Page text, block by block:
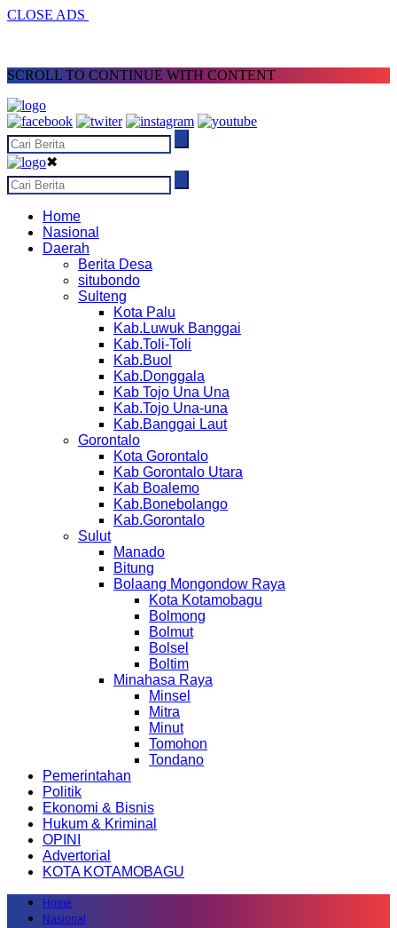
CLOSE ADS
SCROLL TO CONTINUE WITH CONTENT
✖
Home
Nasional
Daerah
Berita Desa
situbondo
Sulteng
Kota Palu
Kab.Luwuk Banggai
Kab.Toli-Toli
Kab.Buol
Kab.Donggala
Kab Tojo Una Una
Kab.Tojo Una-una
Kab.Banggai Laut
Gorontalo
Kota Gorontalo
Kab Gorontalo Utara
Kab Boalemo
Kab.Bonebolango
Kab.Gorontalo
Sulut
Manado
Bitung
Bolaang Mongondow Raya
Kota Kotamobagu
Bolmong
Bolmut
Bolsel
Boltim
Minahasa Raya
Minsel
Mitra
Minut
Tomohon
Tondano
Pemerintahan
Politik
Ekonomi & Bisnis
Hukum & Kriminal
OPINI
Advertorial
KOTA KOTAMOBAGU
Home
Nasional